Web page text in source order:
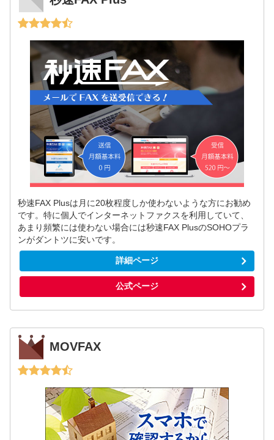
秒速FAX Plusは月に20枚程度しか使わないような方にお勧め
です。特に個人でインターネットファクスを利用していて、
あまり頻繁には使わない場合には秒速FAX PlusのSOHOプラ
ンがダントツに安いです。
詳細ページ
公式ページ
MOVFAX